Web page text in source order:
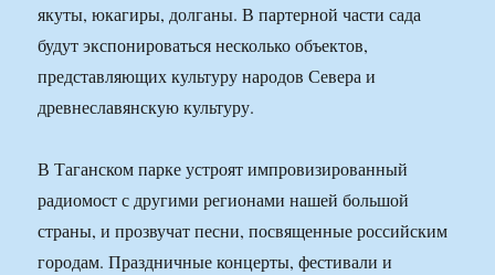
якуты, юкагиры, долганы. В партерной части сада
будут экспонироваться несколько объектов,
представляющих культуру народов Севера и
древнеславянскую культуру.
В Таганском парке устроят импровизированный
радиомост с другими регионами нашей большой
страны, и прозвучат песни, посвященные российским
городам. Праздничные концерты, фестивали и